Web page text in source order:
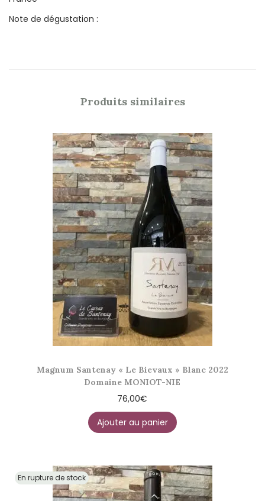
Note de dégustation :
Produits similaires
Magnum Santenay « Le Bievaux » Blanc 2022
Domaine MONIOT-NIE
76,00€
Ajouter au panier
En rupture de stock